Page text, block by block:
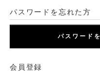
パスワードを忘れた方
パスワード
会員登録